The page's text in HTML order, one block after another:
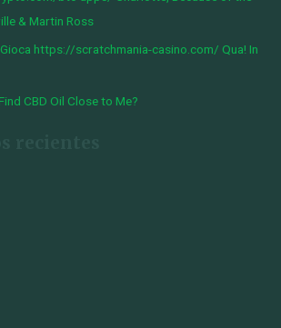
& Martin Ross
https://scratchmania-casino.com/ Qua! In
CBD Oil Close to Me?